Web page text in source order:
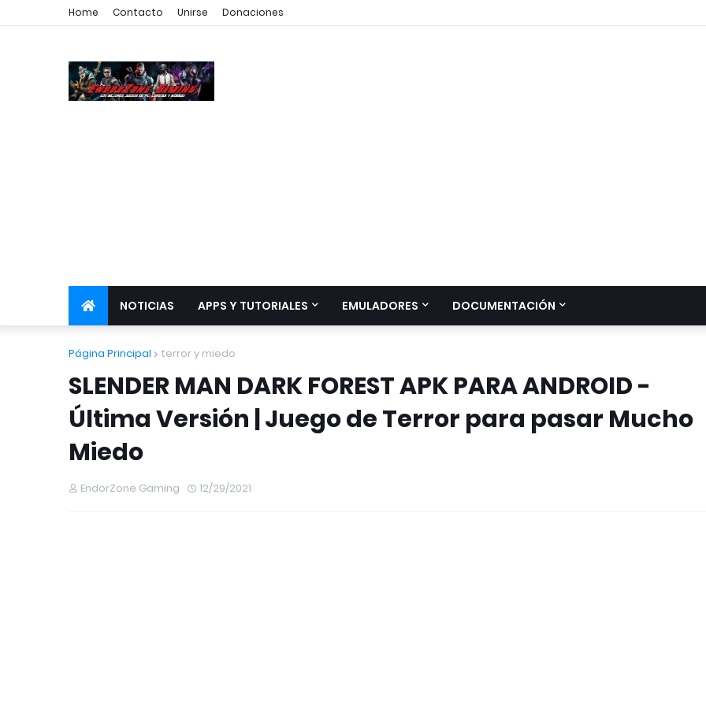
Home Contacto Unirse Donaciones
NOTICIAS APPS Y TUTORIALES EMULADORES DOCUMENTACIÓN
Página Principal terror y miedo
SLENDER MAN DARK FOREST APK PARA ANDROID -
Última Versión | Juego de Terror para pasar Mucho
Miedo
EndorZone Gaming 12/29/2021